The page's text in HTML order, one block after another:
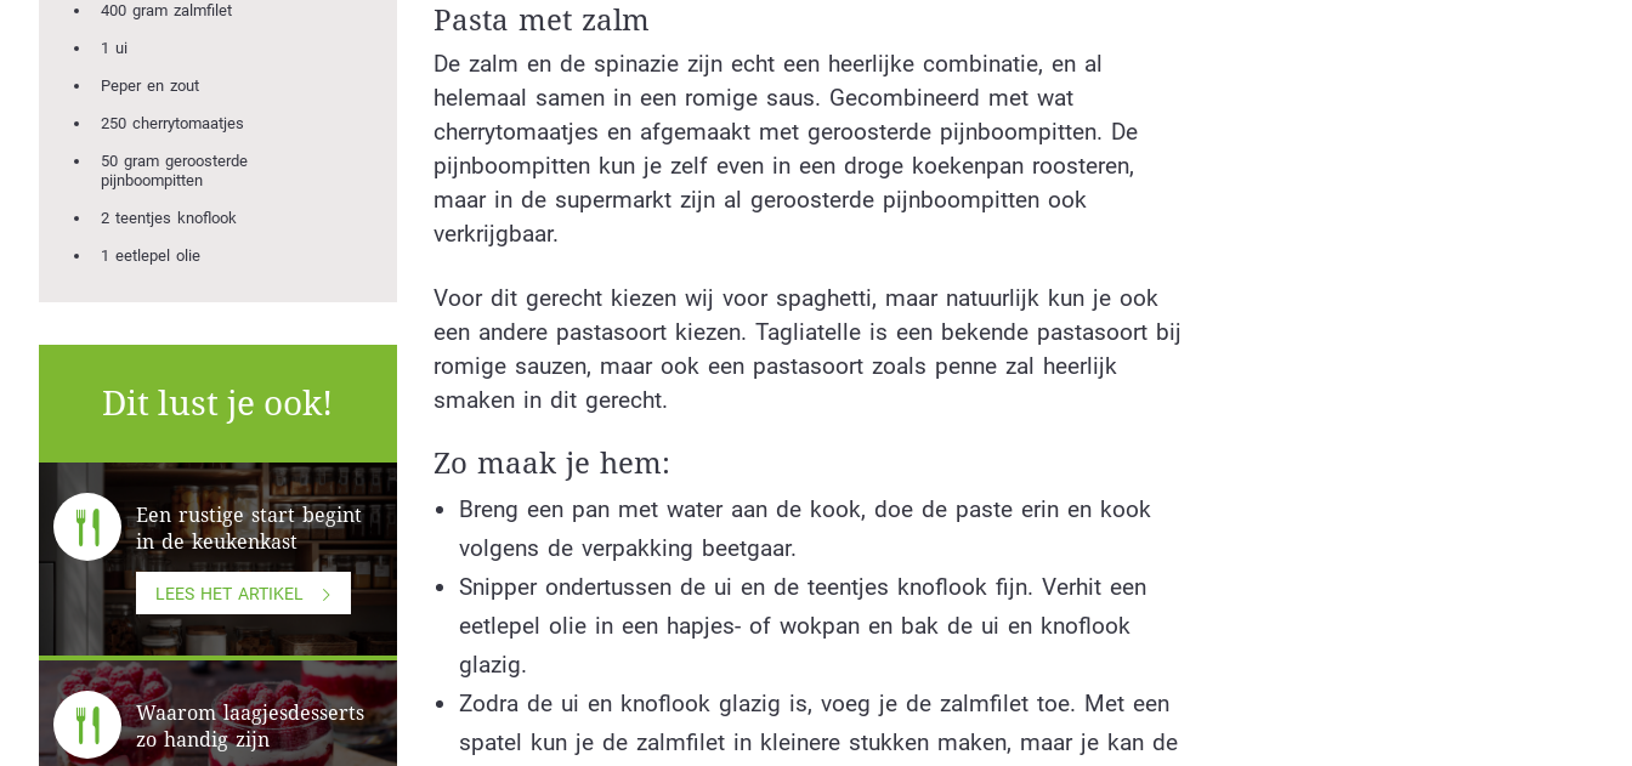
400 gram zalmfilet
1 ui
Peper en zout
250 cherrytomaatjes
50 gram geroosterde
pijnboompitten
2 teentjes knoflook
1 eetlepel olie
Dit lust je ook!
Een rustige start begint
in de keukenkast
LEES HET ARTIKEL
Waarom laagjesdesserts
zo handig zijn
Pasta met zalm
De zalm en de spinazie zijn echt een heerlijke combinatie, en al
helemaal samen in een romige saus. Gecombineerd met wat
cherrytomaatjes en afgemaakt met geroosterde pijnboompitten. De
pijnboompitten kun je zelf even in een droge koekenpan roosteren,
maar in de supermarkt zijn al geroosterde pijnboompitten ook
verkrijgbaar.
Voor dit gerecht kiezen wij voor spaghetti, maar natuurlijk kun je ook
een andere pastasoort kiezen. Tagliatelle is een bekende pastasoort bij
romige sauzen, maar ook een pastasoort zoals penne zal heerlijk
smaken in dit gerecht.
Zo maak je hem:
Breng een pan met water aan de kook, doe de paste erin en kook
volgens de verpakking beetgaar.
Snipper ondertussen de ui en de teentjes knoflook fijn. Verhit een
eetlepel olie in een hapjes- of wokpan en bak de ui en knoflook
glazig.
Zodra de ui en knoflook glazig is, voeg je de zalmfilet toe. Met een
spatel kun je de zalmfilet in kleinere stukken maken, maar je kan de